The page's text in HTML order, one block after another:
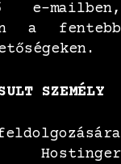
e-mailben,
a fentebb
SZEMÉLY